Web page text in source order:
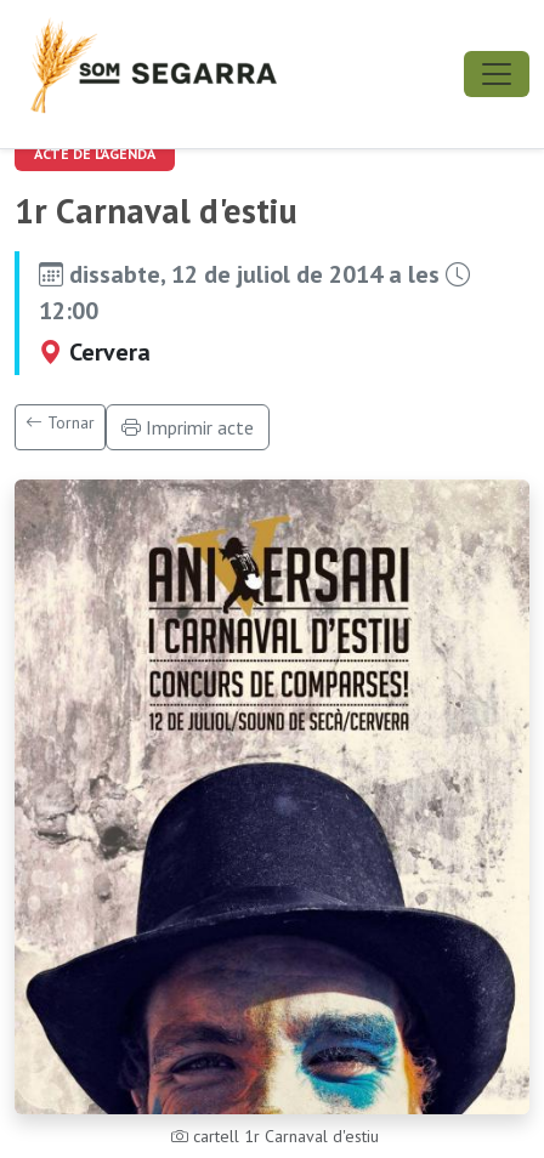
ACTE DE L'AGENDA
1r Carnaval d'estiu
dissabte, 12 de juliol de 2014 a les
12:00
Cervera
Tornar Imprimir acte
cartell 1r Carnaval d'estiu